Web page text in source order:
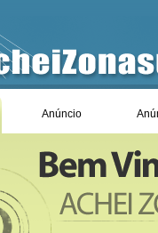
Anúncio